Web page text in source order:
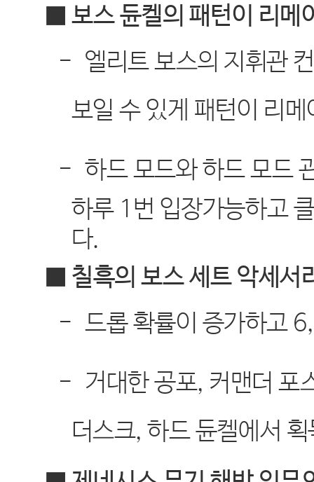
■ 보스 듄켈의 패턴이 리메
- 엘리트 보스의 지휘관
보일 수 있게 패턴이 리
- 하드 모드와 하드 모드
하루 1 번 입장가능하고
다.
■ 칠흑의 보스 세트 악세서
- 드롭 확률이 증가하고
- 거대한 공포, 커맨더 포
더스크,하드 듄켈에서